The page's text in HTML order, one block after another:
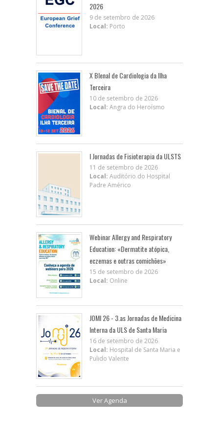
2026
9 de setembro de 2026
Local: Porto
X BIenal de Cardiologia da Ilha
Terceira
10 de setembro de 2026
Local: Angra do Heroísmo
I Jornadas de Fisioterapia da ULSTS
11 de setembro de 2026
Local: Auditório do Hospital
Padre Américo
Webinar Allergy and Respiratory
Education: «Dermatite atópica,
eczemas e outras comichões»
15 de setembro de 2026
Local: Online
JOMI 26 - 3.as Jornadas de Medicina
Interna da ULS de Santa Maria
16 de setembro de 2026
Local: Hospital de Santa Maria e
Pulido Valente
Ver Agenda